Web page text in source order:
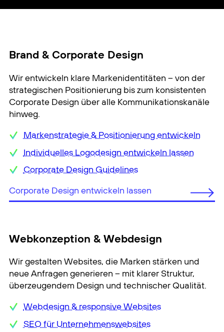
Brand & Corporate Design
Wir entwickeln klare Markenidentitäten – von der
strategischen Positionierung bis zum konsistenten
Corporate Design über alle Kommunikationskanäle
hinweg.
Markenstrategie & Positionierung entwickeln
Individuelles Logodesign entwickeln lassen
Corporate Design Guidelines
Corporate Design entwickeln lassen
Webkonzeption & Webdesign
Wir gestalten Websites, die Marken stärken und
neue Anfragen generieren – mit klarer Struktur,
überzeugendem Design und technischer Qualität.
Webdesign & responsive Websites
SEO für Unternehmenswebsites